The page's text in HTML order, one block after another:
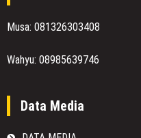
Musa: 081326303408
Wahyu: 08985639746
Data Media